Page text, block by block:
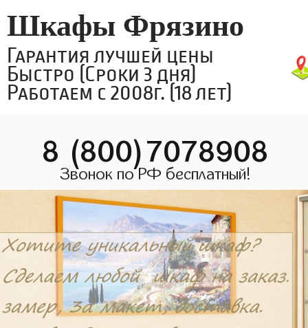
Шкафы Фрязино
Гарантия лучшей цены
Быстро (Сроки 3 дня)
Работаем с 2008г. (18 лет)
8 (800)7078908
Звонок по РФ бесплатный!